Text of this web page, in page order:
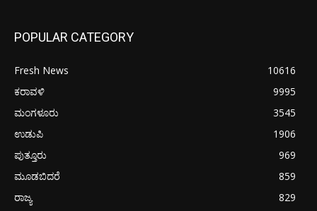
POPULAR CATEGORY
Fresh News
10616
ಕರಾವಳಿ
9995
ಮಂಗಳೂರು
3545
ಉಡುಪಿ
1906
ಪುತ್ತೂರು
969
ಮೂಡಬಿದರೆ
859
ರಾಜ್ಯ
829